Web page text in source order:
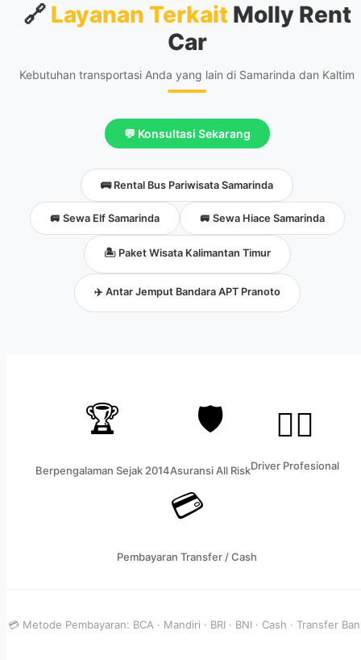
🔗 Layanan TerkaitMolly Rent
Car
Kebutuhan transportasi Anda yang lain di Samarinda dan Kaltim
💬 Konsultasi Sekarang
🚌 Rental Bus Pariwisata Samarinda
🚐 Sewa Elf Samarinda 🚐 Sewa Hiace Samarinda
🏝️ Paket Wisata Kalimantan Timur
✈️ Antar Jemput Bandara APT Pranoto
🏆
Berpengalaman Sejak 2014
🛡️
Asuransi All Risk
👨‍✈️
Driver Profesional
💳
Pembayaran Transfer / Cash
💳 Metode Pembayaran: BCA · Mandiri · BRI · BNI · Cash · Transfer